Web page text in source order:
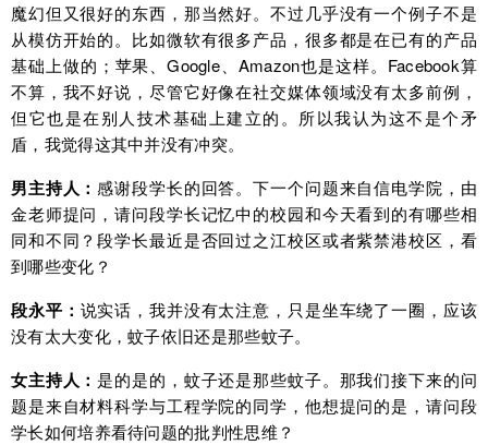
魔幻但又很好的东西，那当然好。不过几乎没有一个例子不是
从模仿开始的。比如微软有很多产品，很多都是在已有的产品
基础上做的；苹果、Google、Amazon也是这样。Facebook算
不算，我不好说，尽管它好像在社交媒体领域没有太多前例，
但它也是在别人技术基础上建立的。所以我认为这不是个矛
盾，我觉得这其中并没有冲突。
男主持人：感谢段学长的回答。下一个问题来自信电学院，由
金老师提问，请问段学长记忆中的校园和今天看到的有哪些相
同和不同？段学长最近是否回过之江校区或者紫禁港校区，看
到哪些变化？
段永平： 说实话，我并没有太注意，只是坐车绕了一圈，应该
没有太大变化，蚊子依旧还是那些蚊子。
女主持人：是的是的，蚊子还是那些蚊子。那我们接下来的问
题是来自材料科学与工程学院的同学，他想提问的是，请问段
学长如何培养看待问题的批判性思维？